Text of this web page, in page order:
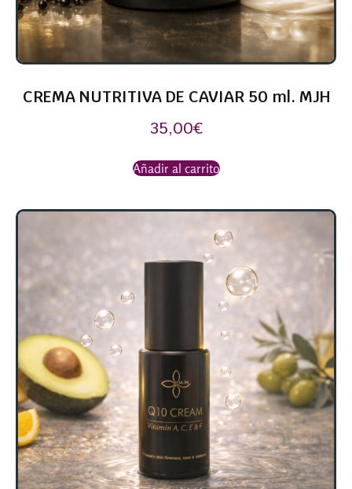
CREMA NUTRITIVA DE CAVIAR 50 ml. MJH
35,00€
Añadir al carrito